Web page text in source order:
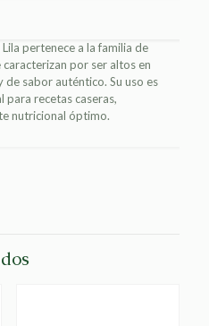
pertenece a la familia de
caracterizan por ser altos en
de sabor auténtico. Su uso es
para recetas caseras,
nutricional óptimo.